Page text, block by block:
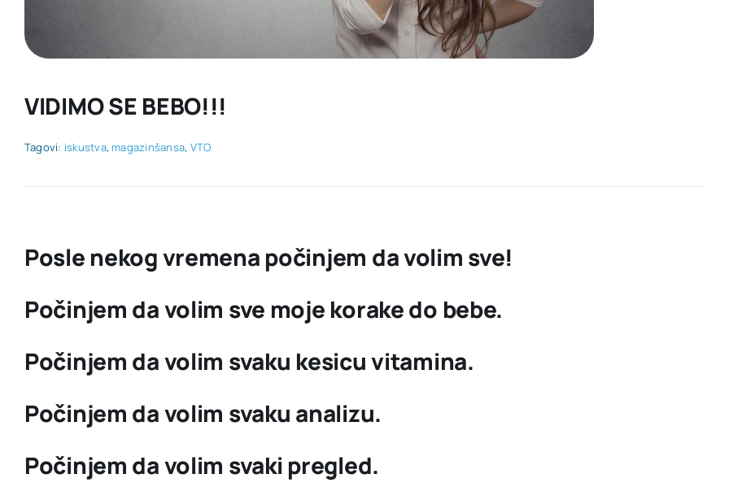
VIDIMO SE BEBO!!!
Tagovi: iskustva, magazinšansa, VTO
Posle nekog vremena počinjem da volim sve!
Počinjem da volim sve moje korake do bebe.
Počinjem da volim svaku kesicu vitamina.
Počinjem da volim svaku analizu.
Počinjem da volim svaki pregled.